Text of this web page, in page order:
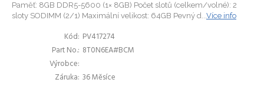
Paměť: 8GB DDR5-5600 (1× 8GB) Počet slotů (celkem/volné): 2
sloty SODIMM (2/1) Maximální velikost: 64GB Pevný d...Více info
Kód PV417274
Part No. 8T0N6EA#BCM
Výrobce
Záruka 36 Měsíce